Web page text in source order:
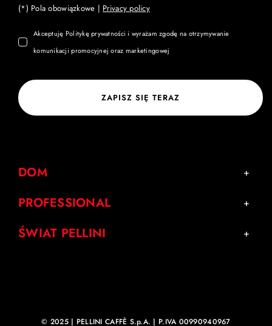
(*) Pola obowiązkowe | Privacy policy
Akceptuję Politykę prywatności i wyrażam zgodę na otrzymywanie
komunikacji promocyjnej oraz marketingowej
ZAPISZ SIĘ TERAZ
DOM
PROFESSIONAL
ŚWIAT PELLINI
© 2025 | PELLINI CAFFÈ S.p.A. | P.IVA 00990940967